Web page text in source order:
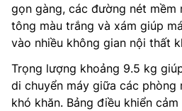
gọn gàng, các đường nét mềm
tông màu trắng và xám giúp
vào nhiều không gian nội thất
Trọng lượng khoảng 9.5 kg
di chuyển máy giữa các phòng
khó khăn. Bảng điều khiển